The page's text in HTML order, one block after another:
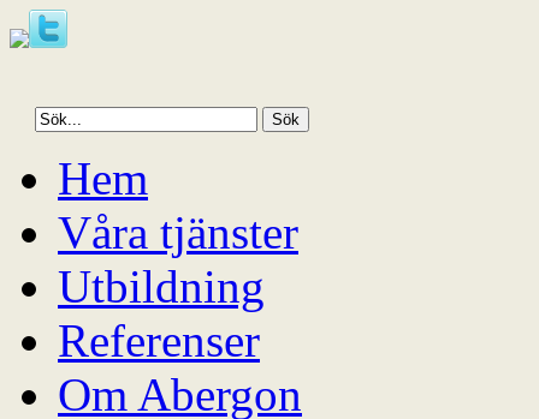
Hoppa
till
innehållHem
Våra tjänster
Utbildning
Referenser
Om Abergon